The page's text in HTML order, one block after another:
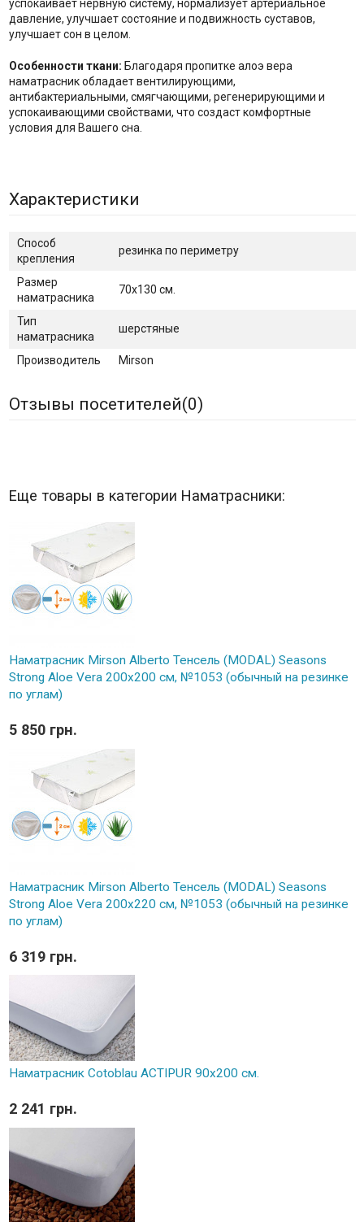
успокаивает нервную систему, нормализует артериальное
давление, улучшает состояние и подвижность суставов,
улучшает сон в целом.
Особенности ткани: Благодаря пропитке алоэ вера
наматрасник обладает вентилирующими,
антибактериальными, смягчающими, регенерирующими и
успокаивающими свойствами, что создаст комфортные
условия для Вашего сна.
Характеристики
Способ
крепления
резинка по периметру
Размер
наматрасника
70x130 см.
Тип
наматрасника
шерстяные
Производитель Mirson
Отзывы посетителей(0)
Еще товары в категории Наматрасники:
Наматрасник Mirson Alberto Тенсель (MODAL) Seasons
Strong Aloe Vera 200x200 см, №1053 (обычный на резинке
по углам)
5 850 грн.
Наматрасник Mirson Alberto Тенсель (MODAL) Seasons
Strong Aloe Vera 200x220 см, №1053 (обычный на резинке
по углам)
6 319 грн.
Наматрасник Cotoblau ACTIPUR 90х200 см.
2 241 грн.